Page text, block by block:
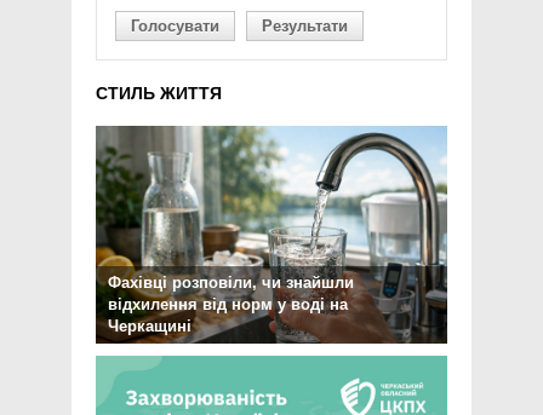
Голосувати Результати
СТИЛЬ ЖИТТЯ
Фахівці розповіли, чи знайшли
відхилення від норм у воді на
Черкащині